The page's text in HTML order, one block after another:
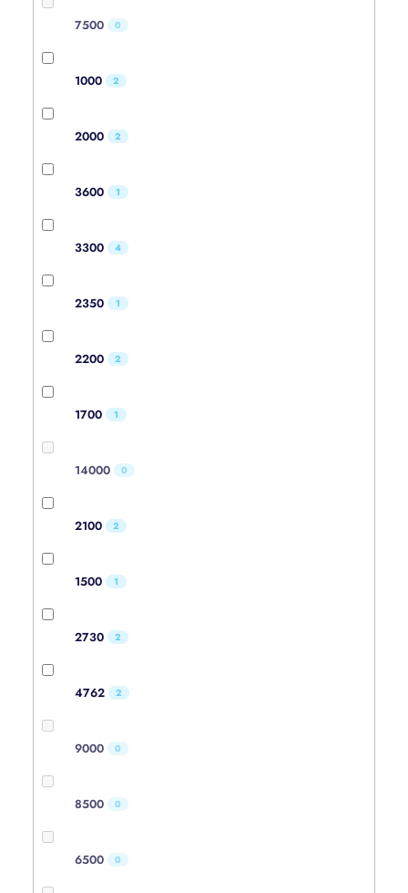
7500 0
1000 2
2000 2
3600 1
3300 4
2350 1
2200 2
1700 1
14000 0
2100 2
1500 1
2730 2
4762 2
9000 0
8500 0
6500 0